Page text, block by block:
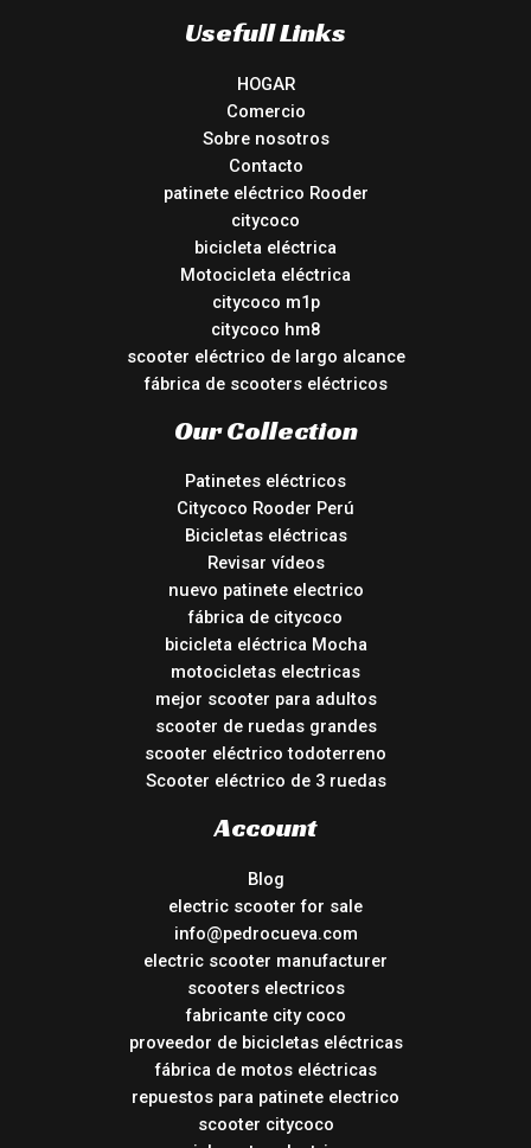
Usefull Links
HOGAR
Comercio
Sobre nosotros
Contacto
patinete eléctrico Rooder
citycoco
bicicleta eléctrica
Motocicleta eléctrica
citycoco m1p
citycoco hm8
scooter eléctrico de largo alcance
fábrica de scooters eléctricos
Our Collection
Patinetes eléctricos
Citycoco Rooder Perú
Bicicletas eléctricas
Revisar vídeos
nuevo patinete electrico
fábrica de citycoco
bicicleta eléctrica Mocha
motocicletas electricas
mejor scooter para adultos
scooter de ruedas grandes
scooter eléctrico todoterreno
Scooter eléctrico de 3 ruedas
Account
Blog
electric scooter for sale
info@pedrocueva.com
electric scooter manufacturer
scooters electricos
fabricante city coco
proveedor de bicicletas eléctricas
fábrica de motos eléctricas
repuestos para patinete electrico
scooter citycoco